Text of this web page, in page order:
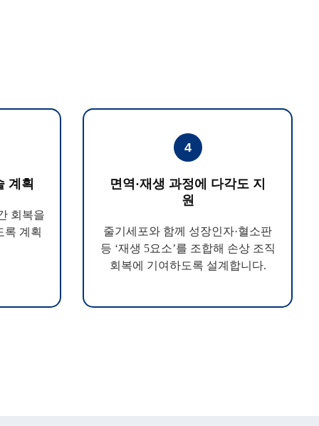
계획
회복을
록 계획
4
면역·재생 과정에 다각도 지
원
줄기세포와 함께 성장인자·혈소판
등 ‘재생 5요소’를 조합해 손상 조직
회복에 기여하도록 설계합니다.